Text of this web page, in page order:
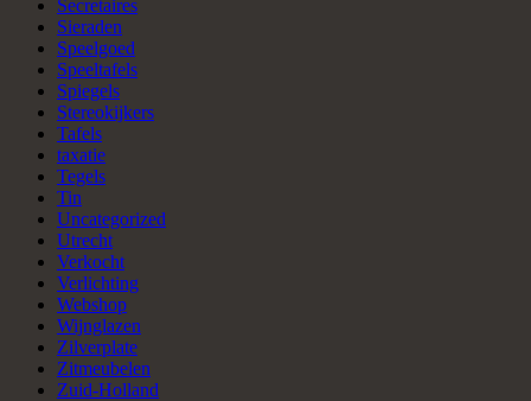
Secretaires
Sieraden
Speelgoed
Speeltafels
Spiegels
Stereokijkers
Tafels
taxatie
Tegels
Tin
Uncategorized
Utrecht
Verkocht
Verlichting
Webshop
Wijnglazen
Zilverplate
Zitmeubelen
Zuid-Holland